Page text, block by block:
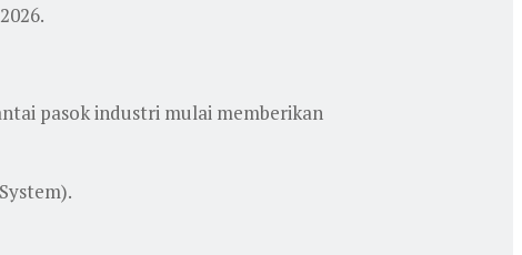
pasok industri mulai memberikan